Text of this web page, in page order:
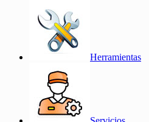
Herramientas